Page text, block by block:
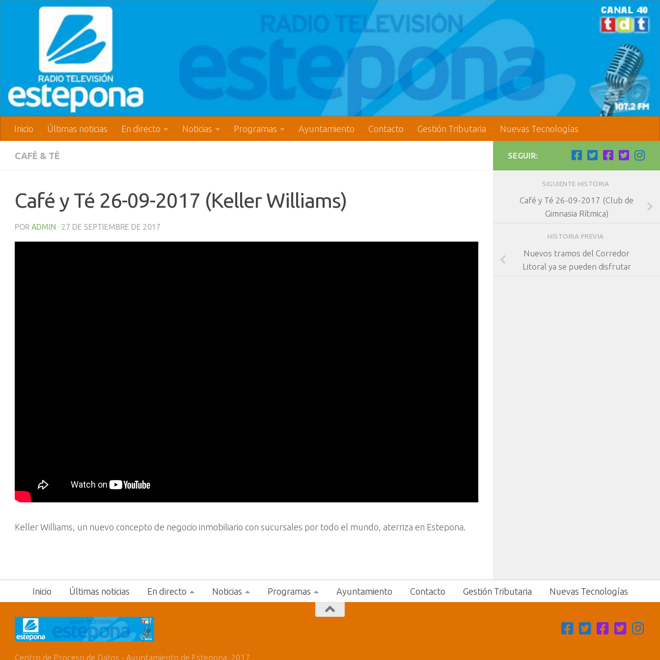
Inicio Últimas noticias En directo Noticias Programas Ayuntamiento Contacto Gestión Tributaria Nuevas Tecnologías
CAFÉ & TÉ
Café y Té 26-09-2017 (Keller Williams)
POR ADMIN · 27 DE SEPTIEMBRE DE 2017
Keller Williams, un nuevo concepto de negocio inmobiliario con sucursales por todo el mundo, aterriza en Estepona.
SEGUIR:
SIGUIENTE HISTORIA
Café y Té 26-09-2017 (Club de
Gimnasia Rítmica)
HISTORIA PREVIA
Nuevos tramos del Corredor
Litoral ya se pueden disfrutar
Inicio Últimas noticias En directo Noticias Programas Ayuntamiento Contacto Gestión Tributaria Nuevas Tecnologías
Centro de Proceso de Datos - Ayuntamiento de Estepona. 2017